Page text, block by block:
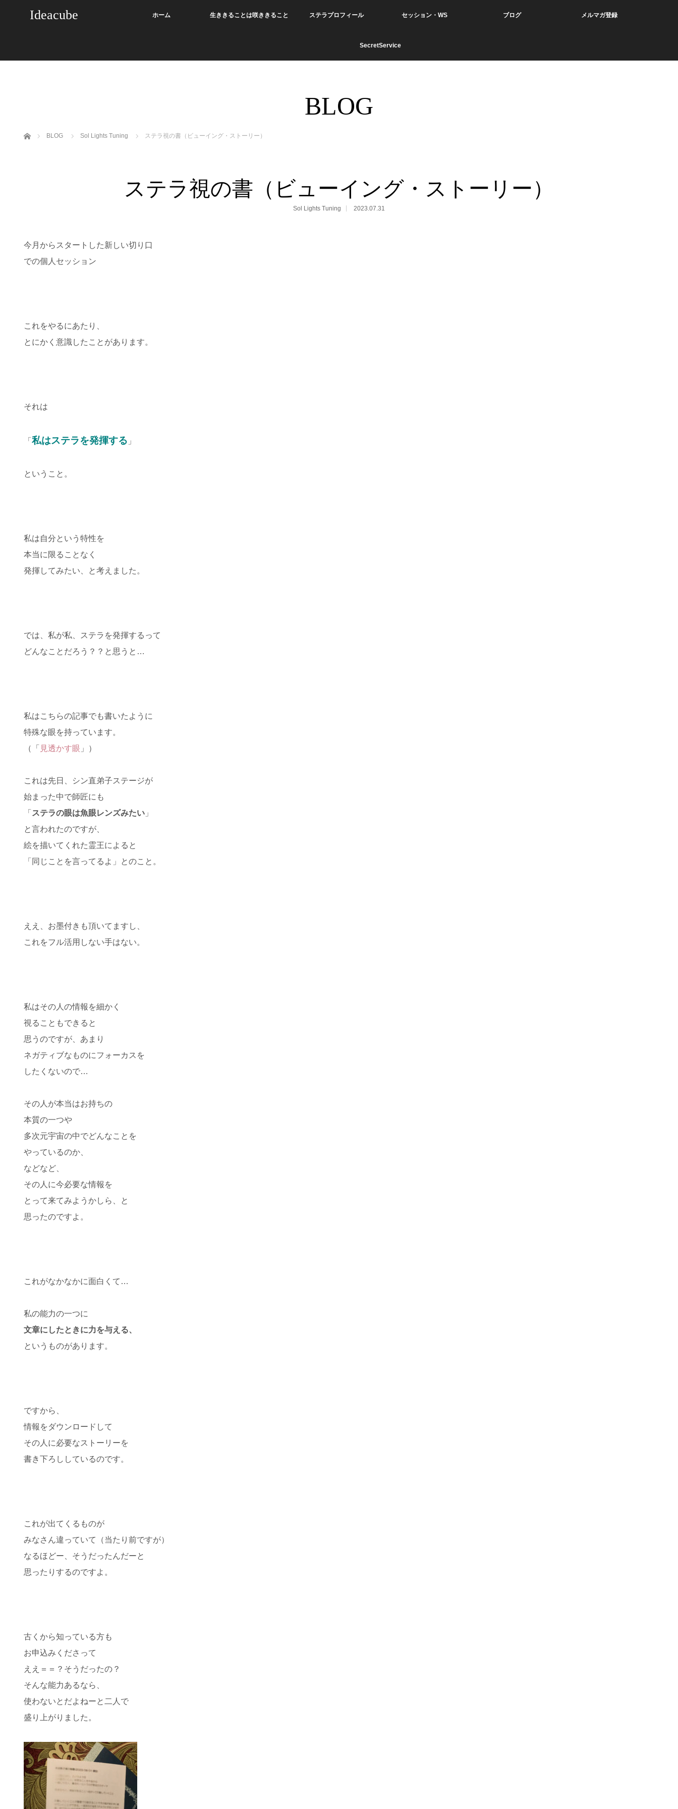
Ideacube ホーム 生ききることは咲ききること ステラプロフィール セッション・WS ブログ メルマガ登録
SecretService
BLOG
ホーム BLOG Sol Lights Tuning ステラ視の書（ビューイング・ストーリー）
ステラ視の書（ビューイング・ストーリー）
Sol Lights Tuning 2023.07.31
今月からスタートした新しい切り口
での個人セッション
これをやるにあたり、
とにかく意識したことがあります。
それは
「 私はステラを発揮する 」
ということ。
私は自分という特性を
本当に限ることなく
発揮してみたい、と考えました。
では、私が私、ステラを発揮するって
どんなことだろう？？と思うと…
私はこちらの記事でも書いたように
特殊な眼を持っています。
（「 見透かす眼 」）
これは先日、シン直弟子ステージが
始まった中で師匠にも
「 ステラの眼は魚眼レンズみたい 」
と言われたのですが、
絵を描いてくれた霊王によると
「同じことを言ってるよ」とのこと。
ええ、お墨付きも頂いてますし、
これをフル活用しない手はない。
私はその人の情報を細かく
視ることもできると
思うのですが、あまり
ネガティブなものにフォーカスを
したくないので…
その人が本当はお持ちの
本質の一つや
多次元宇宙の中でどんなことを
やっているのか、
などなど、
その人に今必要な情報を
とって来てみようかしら、と
思ったのですよ。
これがなかなかに面白くて…
私の能力の一つに
文章にしたときに力を与える、
というものがあります。
ですから、
情報をダウンロードして
その人に必要なストーリーを
書き下ろししているのです。
これが出てくるものが
みなさん違っていて（当たり前ですが）
なるほどー、そうだったんだーと
思ったりするのですよ。
古くから知っている方も
お申込みくださって
ええ＝＝？そうだったの？
そんな能力あるなら、
使わないとだよねーと二人で
盛り上がりました。